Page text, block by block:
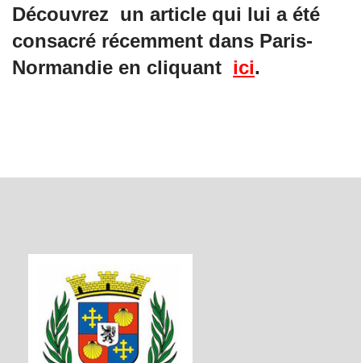
Découvrez un article qui lui a été
consacré récemment dans Paris-
Normandie en cliquant ici.